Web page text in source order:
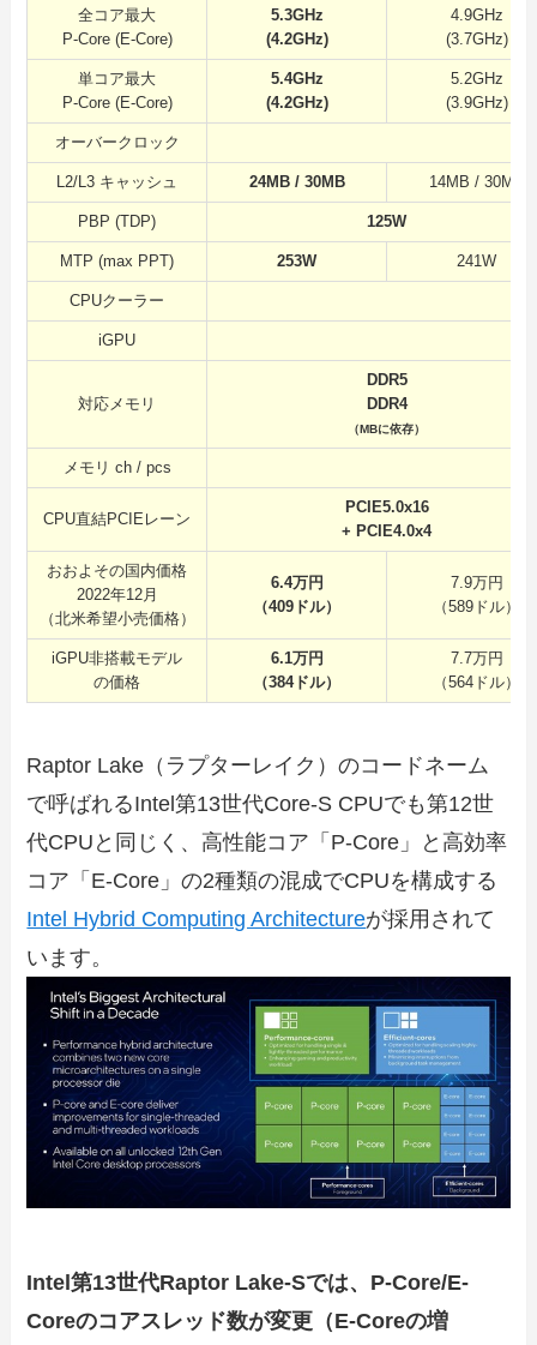
全コア最大
P-Core (E-Core)
5.3GHz
(4.2GHz)
4.9GHz
(3.7GHz)
単コア最大
P-Core (E-Core)
5.4GHz
(4.2GHz)
5.2GHz
(3.9GHz)
オーバークロック
L2/L3 キャッシュ 24MB / 30MB 14MB / 30MB
PBP (TDP) 125W
MTP (max PPT) 253W 241W
CPUクーラー
iGPU
対応メモリ
DDR5
DDR4
（MBに依存）
メモリ ch / pcs
CPU直結PCIEレーン
PCIE5.0x16
+ PCIE4.0x4
おおよその国内価格
2022年12月
（北米希望小売価格）
6.4万円
（409ドル）
7.9万円
（589ドル）
iGPU非搭載モデル
の価格
6.1万円
（384ドル）
7.7万円
（564ドル）
Raptor Lake（ラプターレイク）のコードネーム
で呼ばれるIntel第13世代Core-S CPUでも第12世
代CPUと同じく、高性能コア「P-Core」と高効率
コア「E-Core」の2種類の混成でCPUを構成する
Intel Hybrid Computing Architectureが採用されて
います。
Intel第13世代Raptor Lake-Sでは、P-Core/E-
Coreのコアスレッド数が変更（E-Coreの増